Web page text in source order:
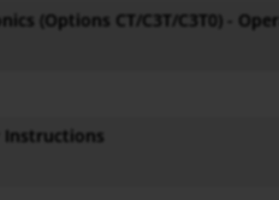
(Options CT/C3T/C3T0) -
Instructions